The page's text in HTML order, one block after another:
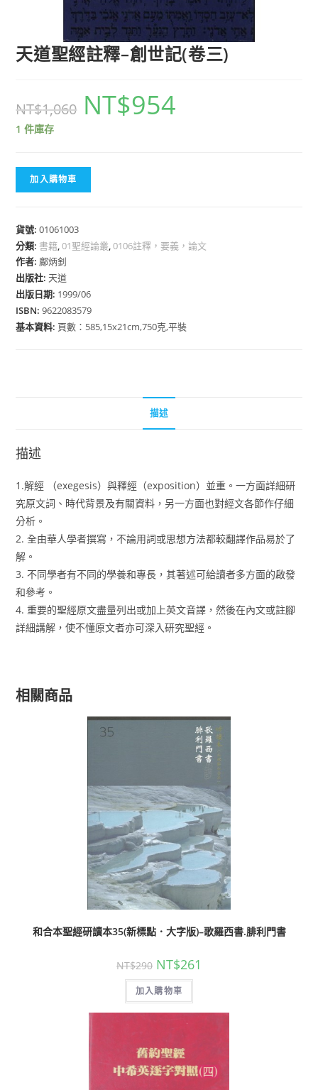
天道聖經註釋–創世記(卷三)
NT$1,060 NT$954
1 件庫存
加入購物車
貨號:01061003
分類: 書籍,01聖經論叢,0106註釋，要義，論文
作者:鄺炳釗
出版社:天道
出版日期: 1999/06
ISBN:9622083579
基本資料: 頁數：585,15x21cm,750克,平裝
描述
描述
1.解經 （exegesis）與釋經（exposition）並重。一方面詳細研
究原文詞、時代背景及有關資料，另一方面也對經文各節作仔細
分析。
2. 全由華人學者撰寫，不論用詞或思想方法都較翻譯作品易於了
解。
3. 不同學者有不同的學養和專長，其著述可給讀者多方面的啟發
和參考。
4. 重要的聖經原文盡量列出或加上英文音譯，然後在內文或註腳
詳細講解，使不懂原文者亦可深入研究聖經。
相關商品
和合本聖經研讀本35(新標點．大字版)–歌羅西書.腓利門書
NT$290 NT$261
加入購物車